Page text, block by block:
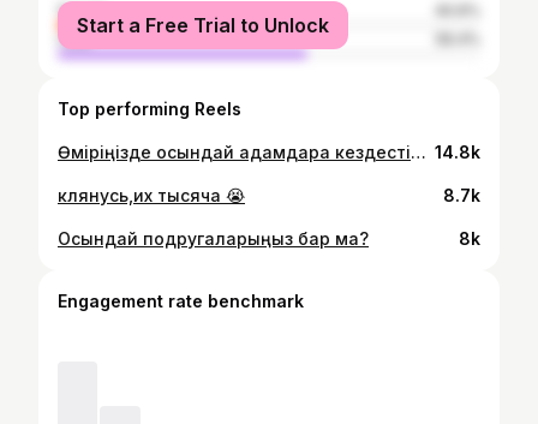
female
male
Start a Free Trial to Unlock
Top performing Reels
Өміріңізде осындай адамдарға кездестіңіз ба?😁 14.8k
клянусь,их тысяча 😭 8.7k
Осындай подругаларыңыз бар ма? 8k
Engagement rate benchmark